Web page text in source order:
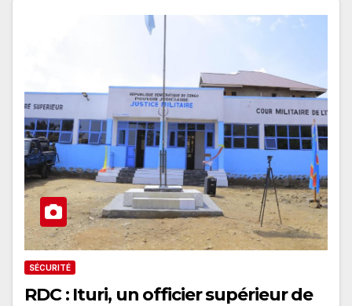
SÉCURITÉ
RDC : Ituri, un officier supérieur de